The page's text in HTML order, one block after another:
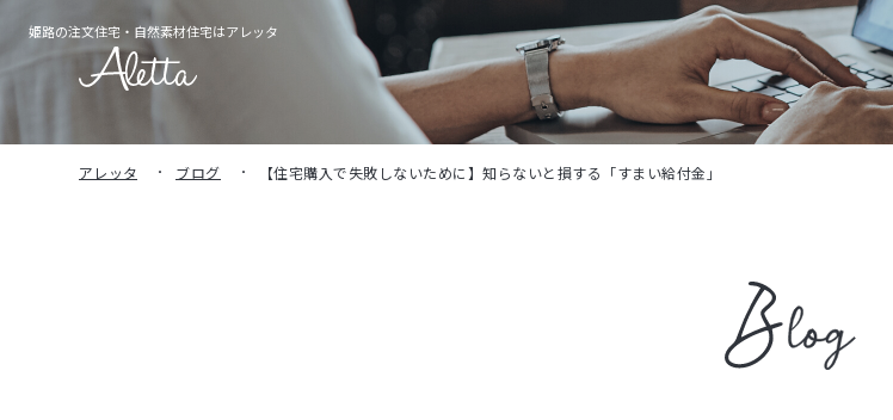
姫路の注文住宅・ 自然素材住宅はアレッタ
アレッタ ブログ 【住宅購入で失敗しないために】知らないと損する「すまい給付金」